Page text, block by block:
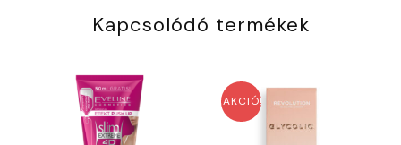
Kapcsolódó termékek
AKCIÓ!